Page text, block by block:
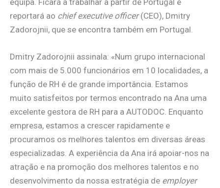
reportará ao chief executive officer(CEO), Dmitry
Zadorojnii, que se encontra também em Portugal.
Dmitry Zadorojnii assinala: «Num grupo internacional
com mais de 5.000 funcionários em 10 localidades, a
função de RH é de grande importância. Estamos
muito satisfeitos por termos encontrado na Ana uma
excelente gestora de RH para a AUTODOC. Enquanto
empresa, estamos a crescer rapidamente e
procuramos os melhores talentos em diversas áreas
especializadas. A experiência da Ana irá apoiar-nos na
atração e na promoção dos melhores talentos e no
desenvolvimento da nossa estratégia de employer